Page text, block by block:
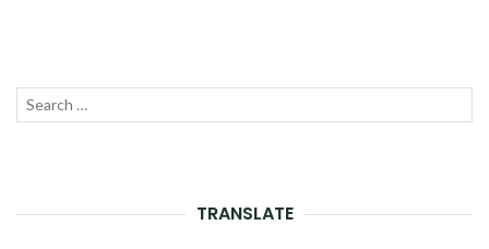
Recherche
TRANSLATE